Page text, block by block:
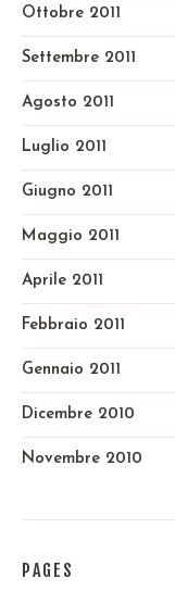
Ottobre 2011
Settembre 2011
Agosto 2011
Luglio 2011
Giugno 2011
Maggio 2011
Aprile 2011
Febbraio 2011
Gennaio 2011
Dicembre 2010
Novembre 2010
PAGES